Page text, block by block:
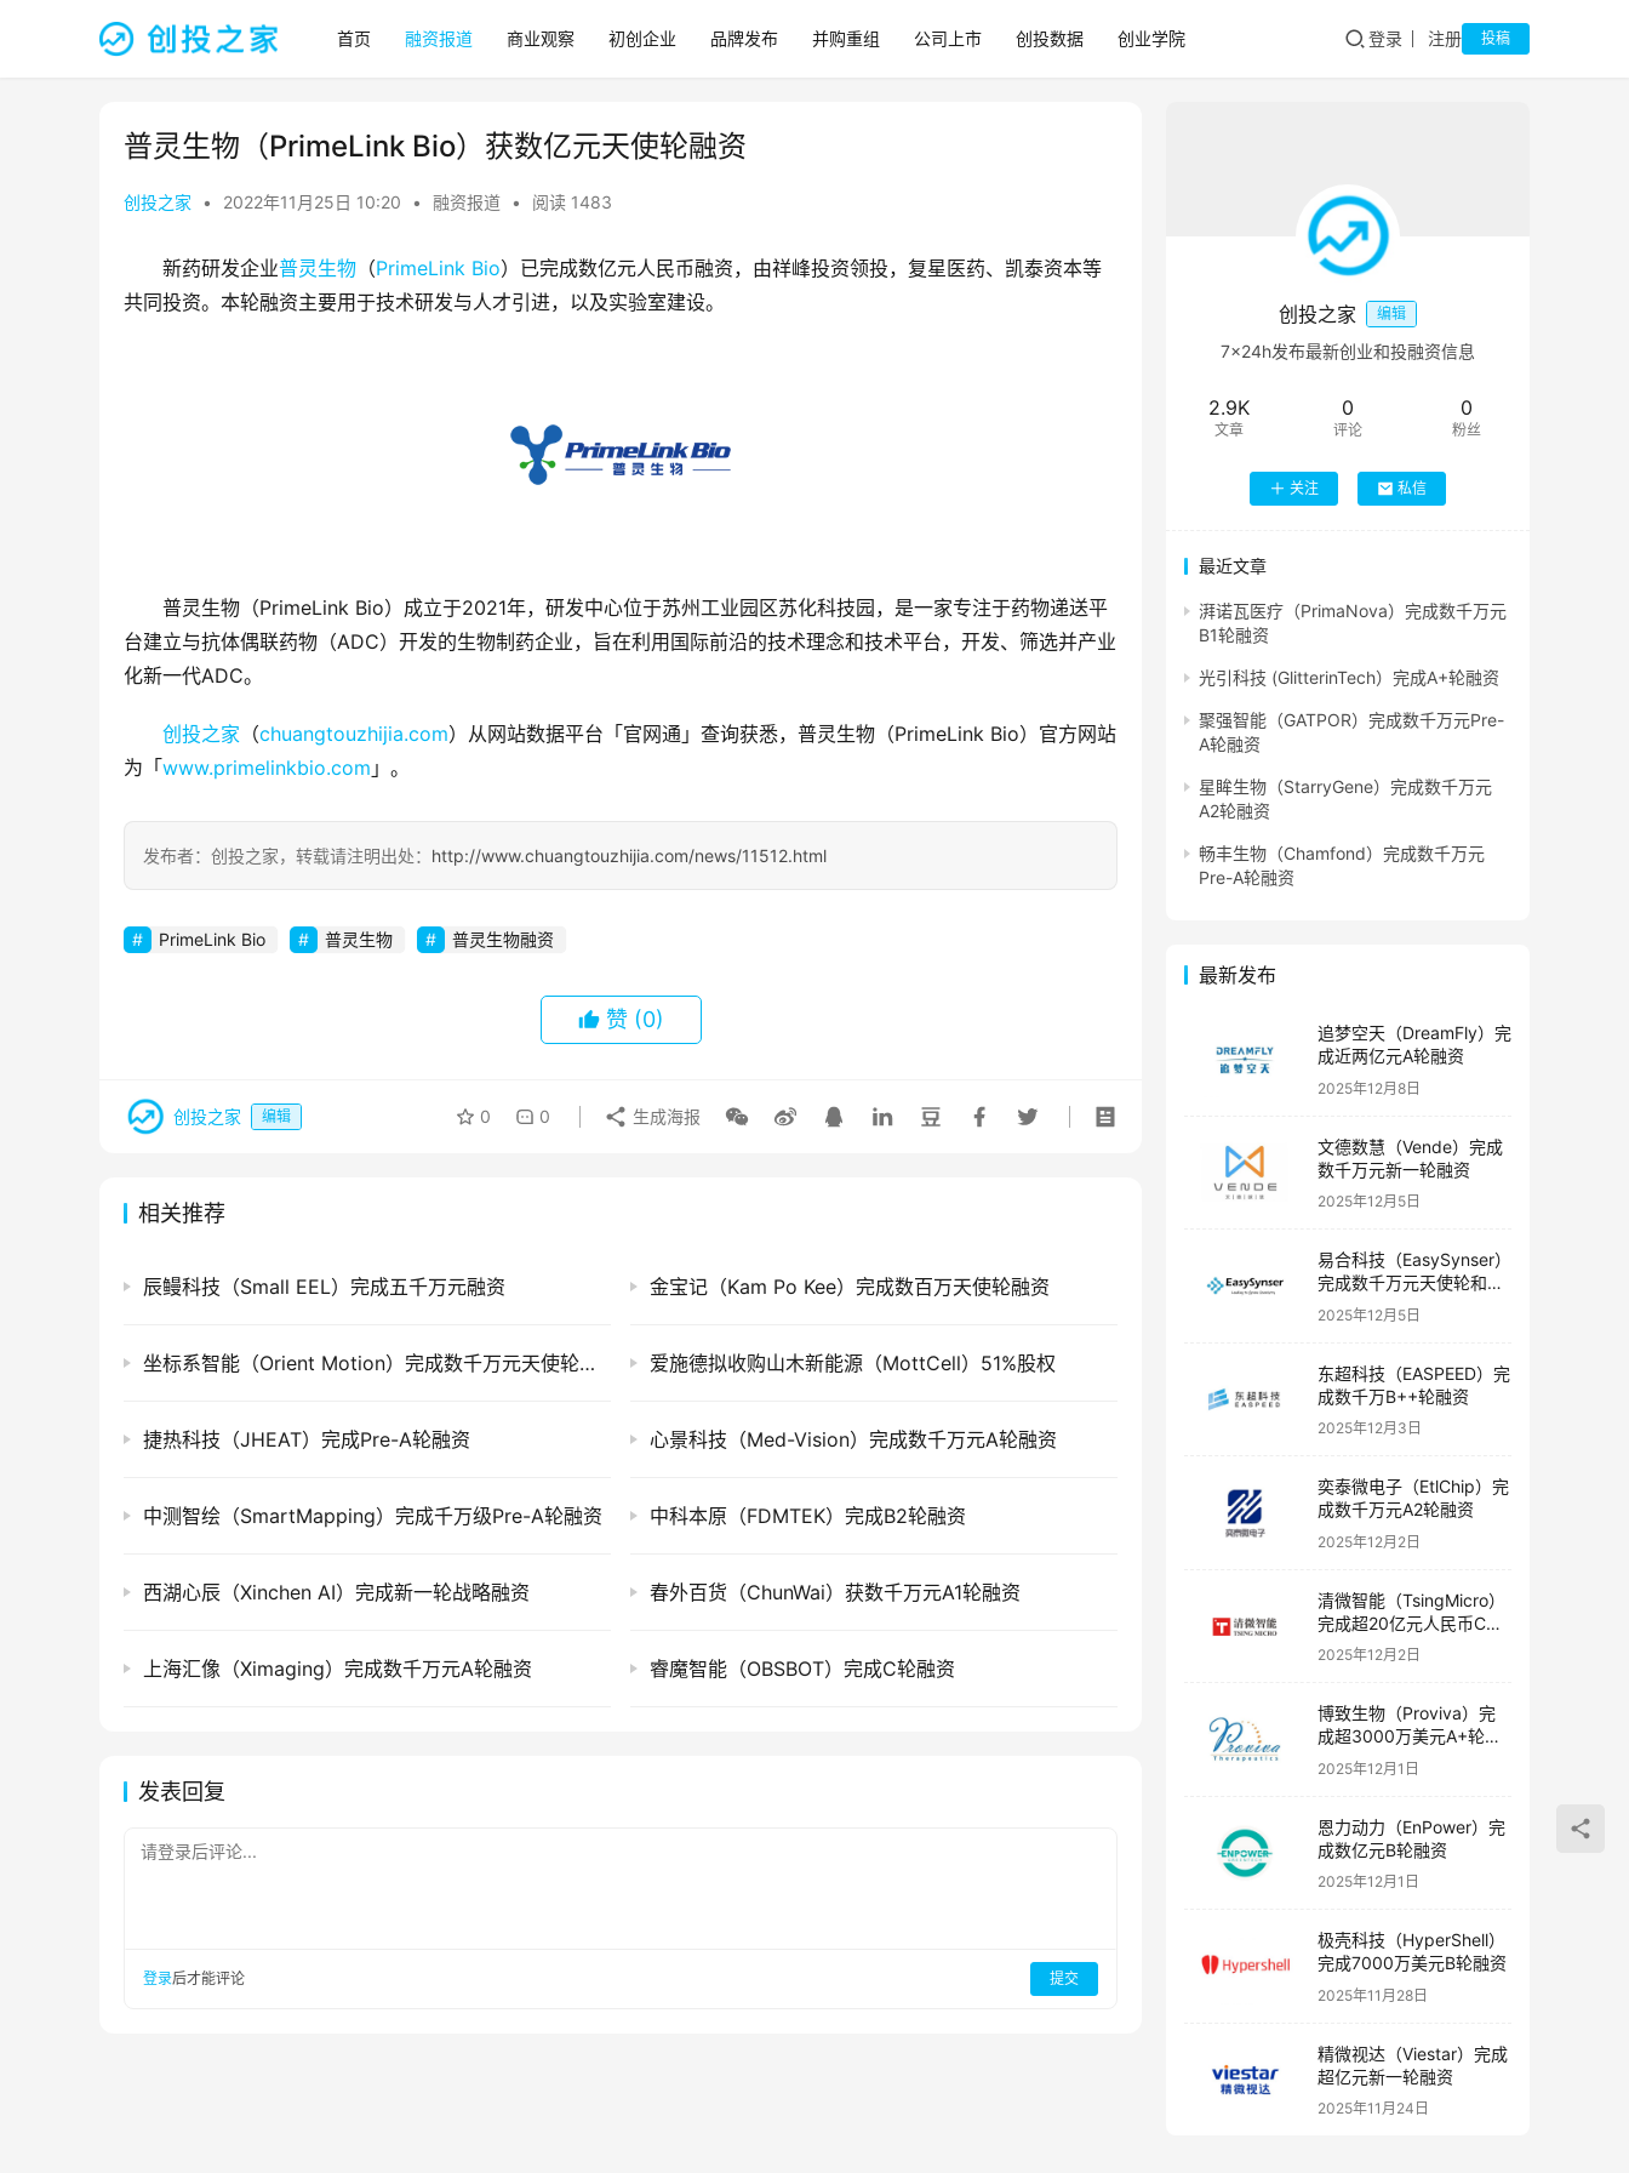
首页 融资报道 商业观察 初创企业 品牌发布 并购重组 公司上市 创投数据 创业学院 登录 注册 投稿
普灵生物（PrimeLink Bio）获数亿元天使轮融资
创投之家 • 2022年11月25日 10:20 • 融资报道 • 阅读 1483
新药研发企业普灵生物 （PrimeLink Bio）已完成数亿元人民币融资，由祥峰投资领投，复星医药、凯泰资本等
共同投资。本轮融资主要用于技术研发与人才引进，以及实验室建设。
普灵生物（PrimeLink Bio）成立于2021年，研发中心位于苏州工业园区苏化科技园，是一家专注于药物递送平
台建立与抗体偶联药物（ADC）开发的生物制药企业，旨在利用国际前沿的技术理念和技术平台，开发、筛选并产业
化新一代ADC。
创投之家 （chuangtouzhijia.com）从网站数据平台「官网通」查询获悉，普灵生物（PrimeLink Bio）官方网站
为「www.primelinkbio.com 」。
发布者：创投之家，转载请注明出处： http://www.chuangtouzhijia.com/news/11512.html
PrimeLink Bio 普灵生物 普灵生物融资
赞 (0)
创投之家 编辑 0 0 生成海报
相关推荐
辰鳗科技（Small EEL）完成五千万元融资 金宝记（Kam Po Kee）完成数百万天使轮融资
坐标系智能（Orient Motion）完成数千万元天使轮融资 爱施德拟收购山木新能源（MottCell）51%股权
捷热科技（JHEAT）完成Pre-A轮融资 心景科技（Med-Vision）完成数千万元A轮融资
中测智绘（SmartMapping）完成千万级Pre-A轮融资 中科本原（FDMTEK）完成B2轮融资
西湖心辰（Xinchen AI）完成新一轮战略融资 春外百货（ChunWai）获数千万元A1轮融资
上海汇像（Ximaging）完成数千万元A轮融资 睿魔智能（OBSBOT）完成C轮融资
发表回复
请登录后评论...
登录后才能评论 提交
创投之家 编辑
7×24h发布最新创业和投融资信息
2.9K
文章
0
评论
0
粉丝
关注 私信
最近文章
湃诺瓦医疗（PrimaNova）完成数千万元
B1轮融资
光引科技 (GlitterinTech）完成A+轮融资
聚强智能（GATPOR）完成数千万元Pre-
A轮融资
星眸生物（StarryGene）完成数千万元
A2轮融资
畅丰生物（Chamfond）完成数千万元
Pre-A轮融资
最新发布
追梦空天（DreamFly）完
成近两亿元A轮融资
2025年12月8日
文德数慧（Vende）完成
数千万元新一轮融资
2025年12月5日
易合科技（EasySynser）
完成数千万元天使轮和天
使+轮融资
2025年12月5日
东超科技（EASPEED）完
成数千万B++轮融资
2025年12月3日
奕泰微电子（EtlChip）完
成数千万元A2轮融资
2025年12月2日
清微智能（TsingMicro）
完成超20亿元人民币C轮
融资
2025年12月2日
博致生物（Proviva）完
成超3000万美元A+轮融
资
2025年12月1日
恩力动力（EnPower）完
成数亿元B轮融资
2025年12月1日
极壳科技（HyperShell）
完成7000万美元B轮融资
2025年11月28日
精微视达（Viestar）完成
超亿元新一轮融资
2025年11月24日